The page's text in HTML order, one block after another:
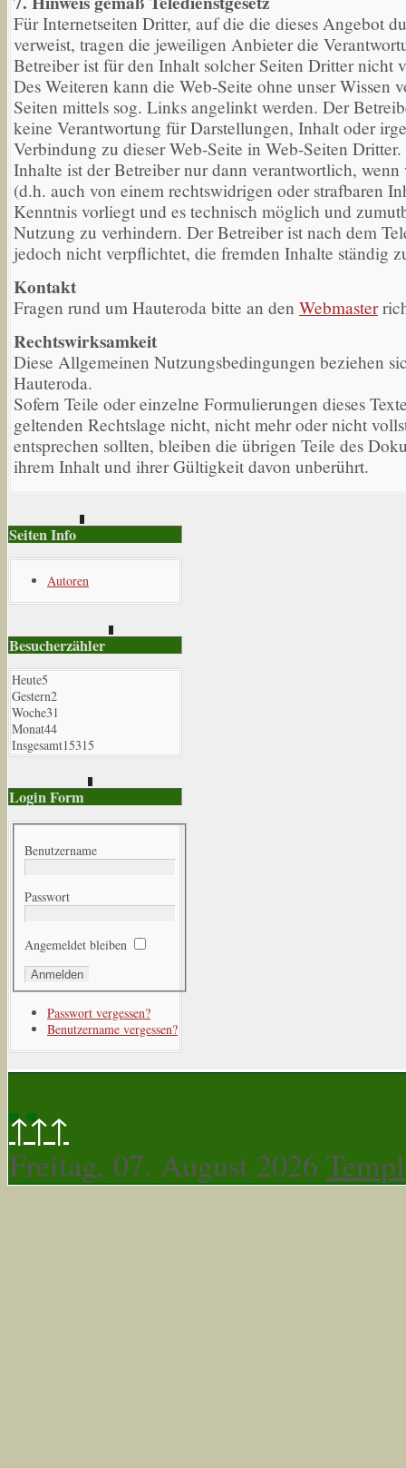
Für Internetseiten Dritter, auf die die dieses Angebot
verweist, tragen die jeweiligen Anbieter die
Betreiber ist für den Inhalt solcher Seiten Dritter nicht
Des Weiteren kann die Web-Seite ohne unser Wissen
Seiten mittels sog. Links angelinkt werden. Der
keine Verantwortung für Darstellungen, Inhalt oder
Verbindung zu dieser Web-Seite in Web-Seiten
Inhalte ist der Betreiber nur dann verantwortlich, wenn
(d.h. auch von einem rechtswidrigen oder strafbaren
Kenntnis vorliegt und es technisch möglich und
Nutzung zu verhindern. Der Betreiber ist nach dem
jedoch nicht verpflichtet, die fremden Inhalte ständig
Kontakt
Fragen rund um Hauteroda bitte an den Webmaster
Rechtswirksamkeit
Diese Allgemeinen Nutzungsbedingungen beziehen
Hauteroda.
Sofern Teile oder einzelne Formulierungen dieses
geltenden Rechtslage nicht, nicht mehr oder nicht
entsprechen sollten, bleiben die übrigen Teile des
ihrem Inhalt und ihrer Gültigkeit davon unberührt.
Seiten Info
Autoren
Besucherzähler
Heute5
Gestern2
Woche31
Monat44
Insgesamt15315
Login Form
Benutzername
Passwort
Angemeldet bleiben
Passwort vergessen?
Benutzername vergessen?
↑↑↑
Freitag, 07. August 2026